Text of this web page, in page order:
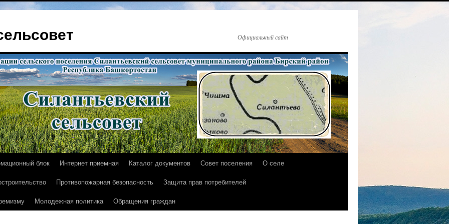
Официальный сайт
блок Интернет приемная Каталог документов Совет поселения
О селе
Противопожарная безопасность
Защита прав потребителей
Молодежная политика Обращения граждан